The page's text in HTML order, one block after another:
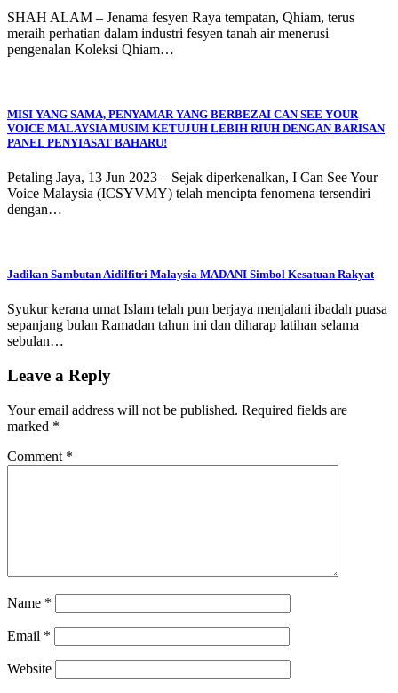
SHAH ALAM – Jenama fesyen Raya tempatan, Qhiam, terus
meraih perhatian dalam industri fesyen tanah air menerusi
pengenalan Koleksi Qhiam…
MISI YANG SAMA, PENYAMAR YANG BERBEZAI CAN SEE YOUR
VOICE MALAYSIA MUSIM KETUJUH LEBIH RIUH DENGAN BARISAN
PANEL PENYIASAT BAHARU!
Petaling Jaya, 13 Jun 2023 – Sejak diperkenalkan, I Can See Your
Voice Malaysia (ICSYVMY) telah mencipta fenomena tersendiri
dengan…
Jadikan Sambutan Aidilfitri Malaysia MADANI Simbol Kesatuan Rakyat
Syukur kerana umat Islam telah pun berjaya menjalani ibadah puasa
sepanjang bulan Ramadan tahun ini dan diharap latihan selama
sebulan…
Leave a Reply
Your email address will not be published. Required fields are
marked *
Comment *
Name *
Email *
Website